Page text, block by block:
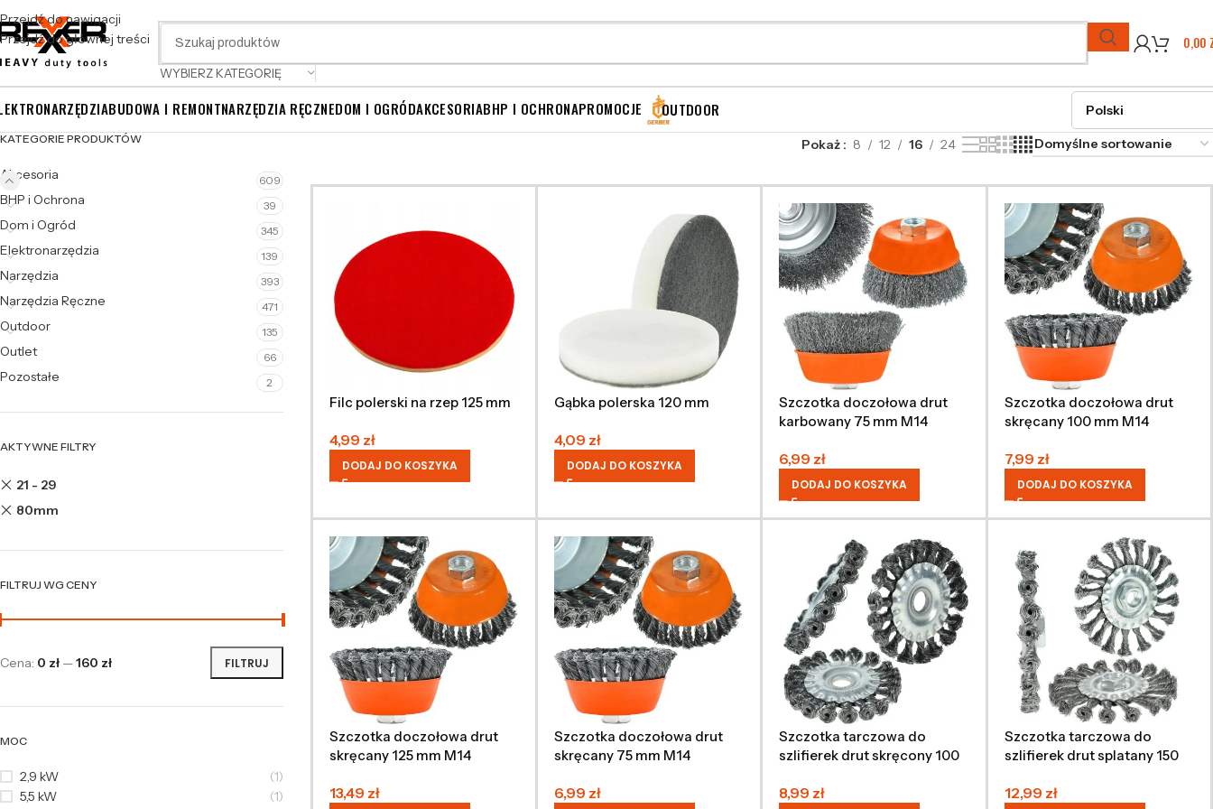
Przejdź do nawigacji
Przejdź do głównej treści
WYBIERZ KATEGORIĘ
0,00
BUDOWA I REMONTNARZĘDZIA RĘCZNEDOM I OGRÓDAKCESORIABHP I OCHRONAPROMOCJE OUTDOOR
KATEGORIE PRODUKTÓW
Akcesoria 609
BHP i Ochrona 39
Dom i Ogród 345
Elektronarzędzia 139
Narzędzia 393
Narzędzia Ręczne 471
Outdoor 135
Outlet 66
Pozostałe 2
AKTYWNE FILTRY
21 - 29
80mm
FILTRUJ WG CENY
FILTRUJ
Cena: 0 zł —160 zł
MOC
2,9 kW
(1)
5,5 kW
(1)
Pokaż 8 12 16 24
Filc polerski na rzep 125 mm
4,99 zł
DODAJ DO KOSZYKA
Gąbka polerska 120 mm
4,09 zł
DODAJ DO KOSZYKA
Szczotka doczołowa drut
karbowany 75 mm M14
6,99 zł
DODAJ DO KOSZYKA
Szczotka doczołowa drut
skręcany 100 mm M14
7,99 zł
DODAJ DO KOSZYKA
Szczotka doczołowa drut
skręcany 125 mm M14
13,49 zł
Szczotka doczołowa drut
skręcany 75 mm M14
6,99 zł
Szczotka tarczowa do
szlifierek drut skręcony 100
8,99 zł
Szczotka tarczowa do
szlifierek drut splatany 150
12,99 zł